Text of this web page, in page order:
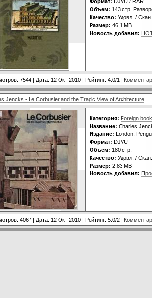
Формат: DJVU / RAR
Объем: 143 стр.
Качество: Удовл. / Скан.
Размер: 46,1 MB
Новость добавил:
7544 | Дата: 12 Окт 2010 | Рейтинг: 4.0/1 |
Jencks - Le Corbusier and the Tragic View of Architecture
Категория: Foreign
Название: Charles
Издание: London,
Формат: DJVU
Объем: 180 cтр.
Качество: Удовл. / Скан.
Размер: 2,83 MB
Новость добавил:
4067 | Дата: 12 Окт 2010 | Рейтинг: 5.0/2 |